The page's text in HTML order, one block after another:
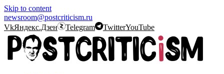
Skip to content
newsroom@postcriticism.ru
VkЯндекс.Дзен Telegram TwitterYouTube